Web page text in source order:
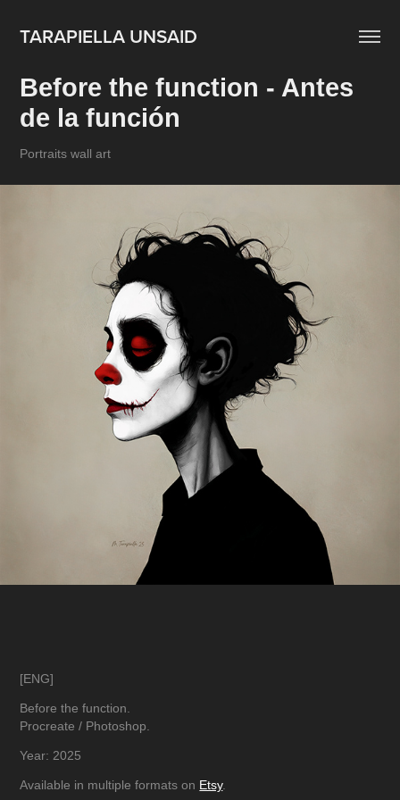
TARAPIELLA UNSAID
Before the function - Antes
de la función
Portraits wall art
[ENG]
Before the function.
Procreate / Photoshop.
Year: 2025
Available in multiple formats on Etsy.